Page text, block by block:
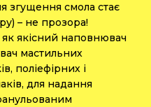
згущення смола стає
– не прозора!
якісний наповнювач
мастильних
поліефірних і
для надання